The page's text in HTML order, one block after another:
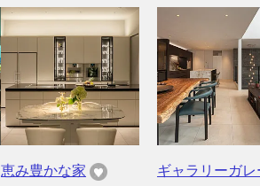
恵み豊かな家
ギャラリーガレ